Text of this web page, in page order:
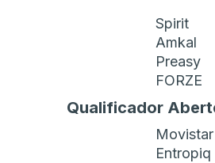
Spirit
Amkal
Preasy
FORZE
Qualificador
Movistar
Entropiq